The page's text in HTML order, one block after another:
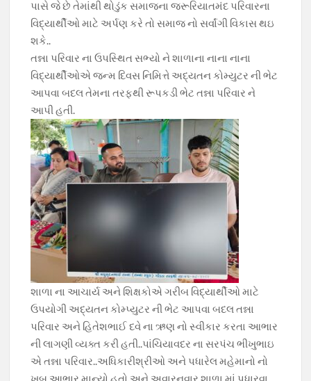
પાસે જે છે તેમાંથી થોડુંક સમાજના જરૂરિયાતમંદ પરિવારના
વિદ્યાર્થીઓ માટે અર્પણ કરે તો સમાજ નો સર્વાંગી વિકાસ થઇ
શકે..
તન્ના પરિવાર ના ઉપસ્થિત સભ્યો ને શાળાના નાના નાના
વિદ્યાર્થીઓએ જન્મ દિવસ નિમિત્તે અદ્યતન કોમ્યુટર ની ભેટ
આપવા બદલ તેમના તરફથી રૂપકડી ભેટ તન્ના પરિવાર ને
આપી હતી.
શાળા ના આચાર્ય અને શિક્ષકોએ ગરીબ વિદ્યાર્થીઓ માટે
ઉપયોગી અદ્યતન કોમ્પ્યુટર ની ભેટ આપવા બદલ તન્ના
પરિવાર અને હિતેશભાઈ દવે ના ઋણ નો સ્વીકાર કરતા આભાર
ની લાગણી વ્યક્ત કરી હતી..પાંચિયાવદર ના સરપંચ ભીખુભાઇ
એ તન્ના પરિવાર..અધિકારીશ્રીઓ અને પધારેલ મહેમાનો નો
ખુબ આભાર માન્યો હતો.અને અવારનવાર શાળા માં પધારવા